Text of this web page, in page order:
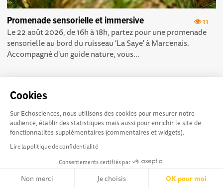
Cookies
Sur Echosciences, nous utilisons des cookies pour mesurer notre
audience, établir des statistiques mais aussi pour enrichir le site de
fonctionnalités supplémentaires (commentaires et widgets).
Lire la politique de confidentialité
Consentements certifiés par
Non merci Je choisis OK pour moi
11
Promenade sensorielle et immersive
Le 22 août 2026, de 16h à 18h, partez pour une promenade
sensorielle au bord du ruisseau 'La Saye' à Marcenais.
Accompagné d'un guide nature, vous...
Conditions Générales d'utilisation
Echosciences Sud
Provence-Alpes-Côte
d'Azur est à l'initiative de la Région Sud et de la Délégation
régionale académique pour la Recherche et l'Innovation
Provence-Alpes-Côte d'Azur. La plateforme est mise en
oeuvre pour vous par
Gulliver